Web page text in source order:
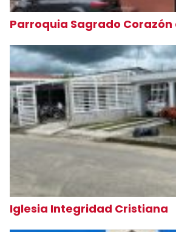
Parroquia Sagrado Corazón
Iglesia Integridad Cristiana